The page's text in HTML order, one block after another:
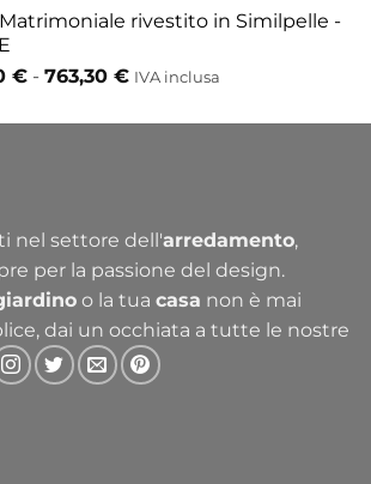
rivestito in Similpelle -
€ - 763,30 €Fascia
prezzo:
IVA inclusa
nel settore dell'arredamento,
per la passione del design.
o la tua casa non è mai
dai un occhiata a tutte le nostre